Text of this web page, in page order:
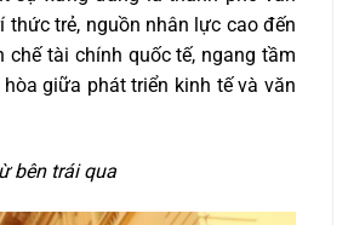
thức trẻ, nguồn nhân lực cao đến
tài chính quốc tế, ngang tầm
giữa phát triển kinh tế và văn
bên trái qua